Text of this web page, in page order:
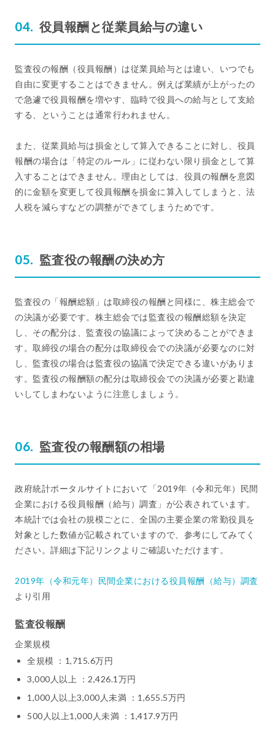
役員報酬と従業員給与の違い
監査役の報酬（役員報酬）は従業員給与とは違い、いつでも
自由に変更することはできません。例えば業績が上がったの
で急遽で役員報酬を増やす、臨時で役員への給与として支給
する、ということは通常行われません。
また、従業員給与は損金として算入できることに対し、役員
報酬の場合は「特定のルール」に従わない限り損金として算
入することはできません。理由としては、役員の報酬を意図
的に金額を変更して役員報酬を損金に算入してしまうと、法
人税を減らすなどの調整ができてしまうためです。
監査役の報酬の決め方
監査役の「報酬総額」は取締役の報酬と同様に、株主総会で
の決議が必要です。株主総会では監査役の報酬総額を決定
し、その配分は、監査役の協議によって決めることができま
す。取締役の場合の配分は取締役会での決議が必要なのに対
し、監査役の場合は監査役の協議で決定できる違いがありま
す。監査役の報酬額の配分は取締役会での決議が必要と勘違
いしてしまわないように注意しましょう。
監査役の報酬額の相場
政府統計ポータルサイトにおいて「2019年（令和元年）民間
企業における役員報酬（給与）調査」が公表されています。
本統計では会社の規模ごとに、全国の主要企業の常勤役員を
対象とした数値が記載されていますので、参考にしてみてく
ださい。詳細は下記リンクよりご確認いただけます。
2019年（令和元年）民間企業における役員報酬（給与）調査
より引用
監査役報酬
企業規模
全規模 ：1,715.6万円
3,000人以上 ：2,426.1万円
1,000人以上3,000人未満 ：1,655.5万円
500人以上1,000人未満 ：1,417.9万円